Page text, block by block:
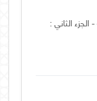
الثاني :